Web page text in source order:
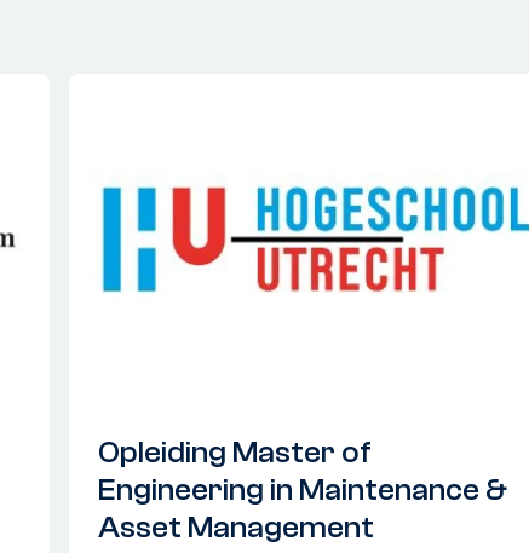
Opleiding Master of
Engineering in Maintenance &
Asset Management